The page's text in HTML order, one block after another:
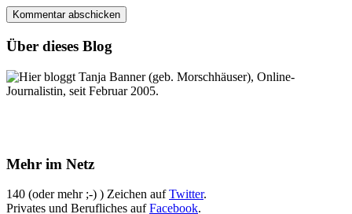
Über dieses Blog
Hier bloggt Tanja Banner (geb. Morschhäuser), Online-
Journalistin, seit Februar 2005.
Mehr im Netz
140 (oder mehr ;-) ) Zeichen aufTwitter.
Privates und Berufliches aufFacebook.